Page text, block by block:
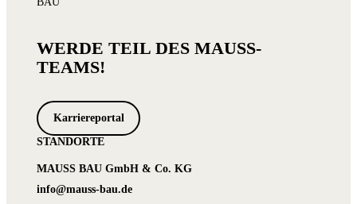
WERDE TEIL DES MAUSS-
TEAMS!
Karriereportal
STANDORTE
MAUSS BAU GmbH & Co. KG
info@mauss-bau.de